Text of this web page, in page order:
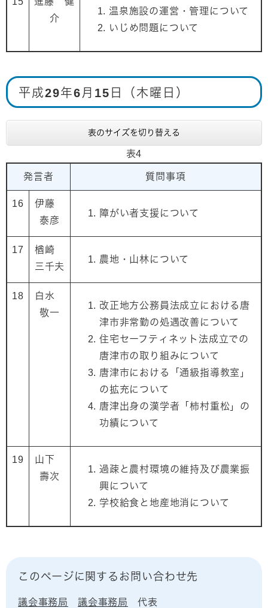
介
温泉施設の運営・管理について
いじめ問題について
平成29年6月15日（木曜日）
表のサイズを切り替える
表4
発言者 質問事項
16
伊藤
泰彦
障がい者支援について
17
楢崎
三千夫
農地・山林について
18
白水
敬一
改正地方公務員法成立における唐
津市非常勤の処遇改善について
住宅セーフティネット法成立での
唐津市の取り組みについて
唐津市における「通級指導教室」
の拡充について
唐津出身の漢学者「柿村重松」の
功績について
19
山下
壽次
過疎と農村環境の維持及び農業振
興について
学校給食と地産地消について
このページに関するお問い合わせ先
議会事務局 議会事務局 代表